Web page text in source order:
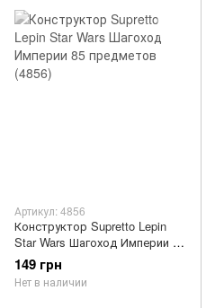
Артикул: 4856
Конструктор Supretto Lepin
Star Wars Шагоход Империи 85
предметов (4856)
149 грн
Нет в наличии